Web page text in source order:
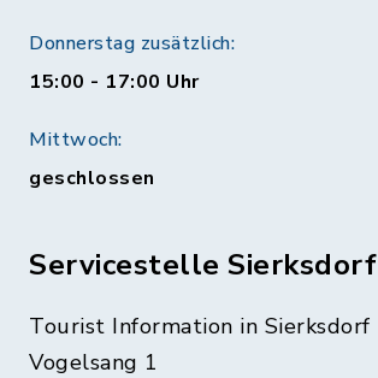
Donnerstag zusätzlich:
15:00 - 17:00 Uhr
Mittwoch:
geschlossen
Servicestelle Sierksdorf
Tourist Information in Sierksdorf
Vogelsang 1